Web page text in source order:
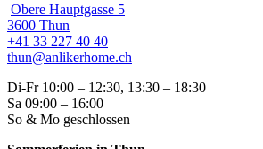
Obere Hauptgasse 5
3600 Thun
+41 33 227 40 40
thun@anlikerhome.ch
Di-Fr 10:00 – 12:30, 13:30 – 18:30
Sa 09:00 – 16:00
So & Mo geschlossen